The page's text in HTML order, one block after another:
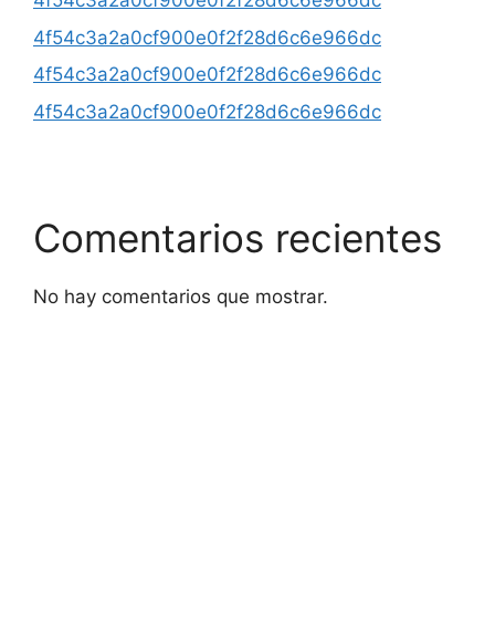
4f54c3a2a0cf900e0f2f28d6c6e966dc
4f54c3a2a0cf900e0f2f28d6c6e966dc
4f54c3a2a0cf900e0f2f28d6c6e966dc
Comentarios recientes
No hay comentarios que mostrar.